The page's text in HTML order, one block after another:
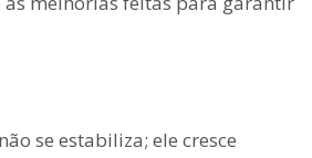
se estabiliza; ele cresce